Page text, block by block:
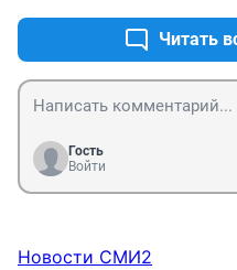
Читать
Гость
Войти
Новости СМИ2